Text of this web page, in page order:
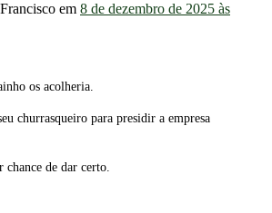
em 8 de dezembro de 2025 às
os acolheria.
churrasqueiro para presidir a empresa
chance de dar certo.